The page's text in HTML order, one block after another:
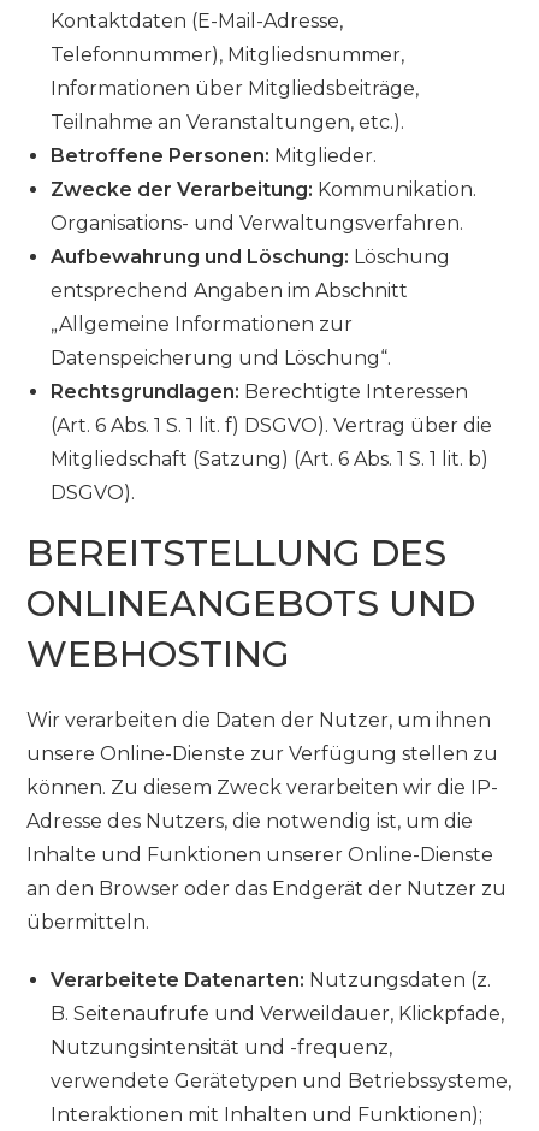
Kontaktdaten (E-Mail-Adresse,
Telefonnummer), Mitgliedsnummer,
Informationen über Mitgliedsbeiträge,
Teilnahme an Veranstaltungen, etc.).
Betroffene Personen: Mitglieder.
Zwecke der Verarbeitung: Kommunikation.
Organisations- und Verwaltungsverfahren.
Aufbewahrung und Löschung: Löschung
entsprechend Angaben im Abschnitt
„Allgemeine Informationen zur
Datenspeicherung und Löschung“.
Rechtsgrundlagen: Berechtigte Interessen
(Art. 6 Abs. 1 S. 1 lit. f) DSGVO). Vertrag über die
Mitgliedschaft (Satzung) (Art. 6 Abs. 1 S. 1 lit. b)
DSGVO).
BEREITSTELLUNG DES
ONLINEANGEBOTS UND
WEBHOSTING
Wir verarbeiten die Daten der Nutzer, um ihnen
unsere Online-Dienste zur Verfügung stellen zu
können. Zu diesem Zweck verarbeiten wir die IP-
Adresse des Nutzers, die notwendig ist, um die
Inhalte und Funktionen unserer Online-Dienste
an den Browser oder das Endgerät der Nutzer zu
übermitteln.
Verarbeitete Datenarten: Nutzungsdaten (z.
B. Seitenaufrufe und Verweildauer, Klickpfade,
Nutzungsintensität und -frequenz,
verwendete Gerätetypen und Betriebssysteme,
Interaktionen mit Inhalten und Funktionen);